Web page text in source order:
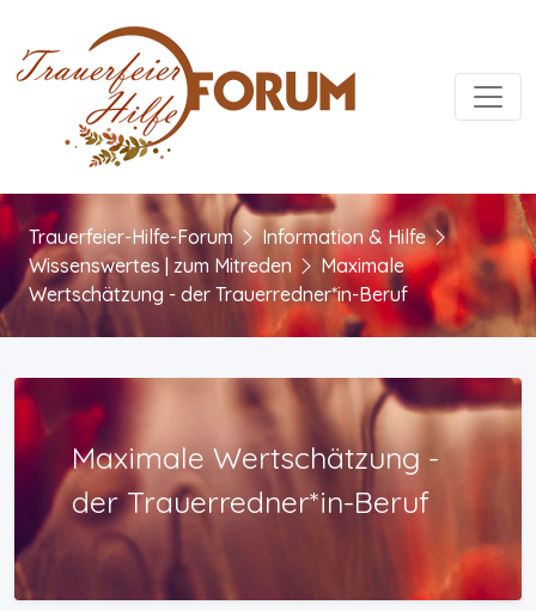
Trauerfeier-Hilfe-Forum
Information & Hilfe
Wissenswertes | zum Mitreden
Maximale
Wertschätzung - der Trauerredner*in-Beruf
Maximale Wertschätzung -
der Trauerredner*in-Beruf